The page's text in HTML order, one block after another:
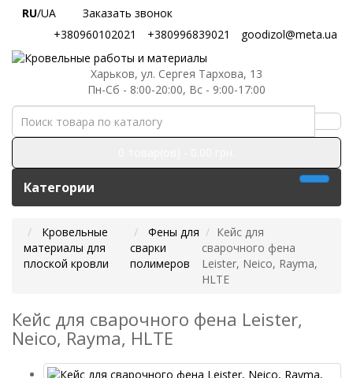
RU/UA
Заказать звонок
+380960102021
+380996839021 goodizol@meta.ua
Харьков, ул. Сергея Тархова, 13
Пн-Сб - 8:00-20:00, Вс - 9:00-17:00
Категории
Кровельные
материалы для
плоской кровли
Фены для
сварки
полимеров
Кейс для
сварочного фена
Leister, Neico, Rayma,
HLTE
Кейс для сварочного фена Leister,
Neico, Rayma, HLTE